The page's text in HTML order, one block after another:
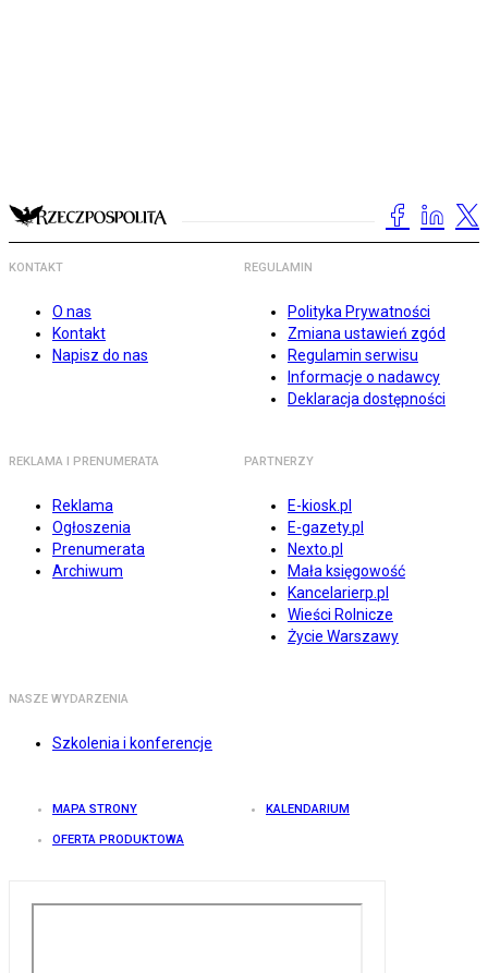
KONTAKT
O nas
Kontakt
Napisz do nas
REGULAMIN
Polityka Prywatności
Zmiana ustawień zgód
Regulamin serwisu
Informacje o nadawcy
Deklaracja dostępności
REKLAMA I PRENUMERATA
Reklama
Ogłoszenia
Prenumerata
Archiwum
PARTNERZY
E-kiosk.pl
E-gazety.pl
Nexto.pl
Mała księgowość
Kancelarierp.pl
Wieści Rolnicze
Życie Warszawy
NASZE WYDARZENIA
Szkolenia i konferencje
MAPA STRONY KALENDARIUM
OFERTA PRODUKTOWA